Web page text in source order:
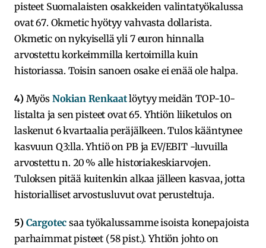
pisteet Suomalaisten osakkeiden valintatyökalussa
ovat 67. Okmetic hyötyy vahvasta dollarista.
Okmetic on nykyisellä yli 7 euron hinnalla
arvostettu korkeimmilla kertoimilla kuin
historiassa. Toisin sanoen osake ei enää ole halpa.
4)Myös Nokian Renkaatlöytyy meidän TOP-10-
listalta ja sen pisteet ovat 65. Yhtiön liiketulos on
laskenut 6 kvartaalia peräjälkeen. Tulos kääntynee
kasvuun Q3:lla. Yhtiö on PB ja EV/EBIT -luvuilla
arvostettu n. 20 % alle historiakeskiarvojen.
Tuloksen pitää kuitenkin alkaa jälleen kasvaa, jotta
historialliset arvostusluvut ovat perusteltuja.
5) Cargotec saa työkalussamme isoista konepajoista
parhaimmat pisteet (58 pist.). Yhtiön johto on